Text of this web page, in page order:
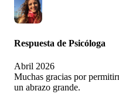
Respuesta de Psicóloga
Abril 2026
Muchas gracias por
un abrazo grande.